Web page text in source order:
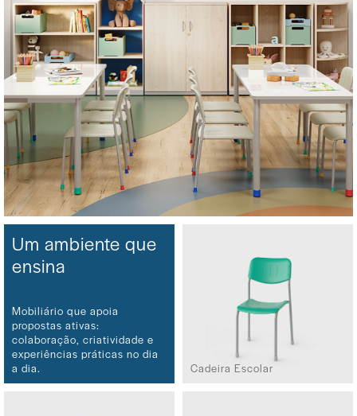
Um ambiente que
ensina
Mobiliário que apoia
propostas ativas:
colaboração, criatividade e
experiências práticas no dia
a dia.
Cadeira Escolar